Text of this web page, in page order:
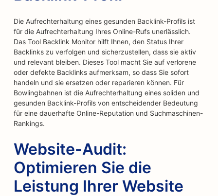
Die Aufrechterhaltung eines gesunden Backlink-Profils ist
für die Aufrechterhaltung Ihres Online-Rufs unerlässlich.
Das Tool Backlink Monitor hilft Ihnen, den Status Ihrer
Backlinks zu verfolgen und sicherzustellen, dass sie aktiv
und relevant bleiben. Dieses Tool macht Sie auf verlorene
oder defekte Backlinks aufmerksam, so dass Sie sofort
handeln und sie ersetzen oder reparieren können. Für
Bowlingbahnen ist die Aufrechterhaltung eines soliden und
gesunden Backlink-Profils von entscheidender Bedeutung
für eine dauerhafte Online-Reputation und Suchmaschinen-
Rankings.
Website-Audit:
Optimieren Sie die
Leistung Ihrer Website